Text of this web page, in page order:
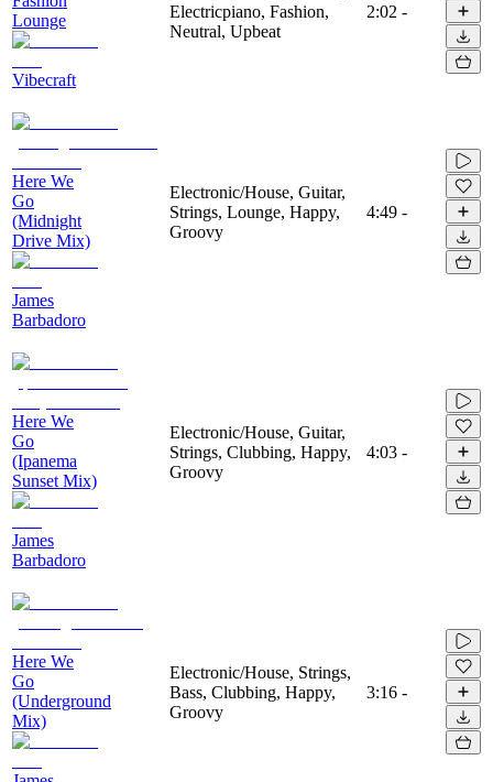
Lounge
Vibecraft
Electricpiano, Fashion,
Neutral, Upbeat
2:02 -
Here We
Go
(Midnight
Drive Mix)
James
Barbadoro
Electronic/House, Guitar,
Strings, Lounge, Happy,
Groovy
4:49 -
Here We
Go
(Ipanema
Sunset Mix)
James
Barbadoro
Electronic/House, Guitar,
Strings, Clubbing, Happy,
Groovy
4:03 -
Here We
Go
(Underground
Mix)
Electronic/House, Strings,
Bass, Clubbing, Happy,
Groovy
3:16 -